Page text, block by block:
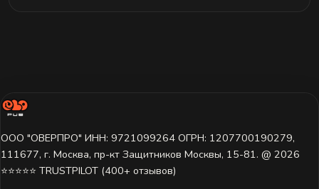
ООО "ОВЕРПРО" ИНН: 9721099264 ОГРН: 1207700190279,
111677, г. Москва, пр-кт Защитников Москвы, 15-81. @ 2026 ㅤ
⭐⭐⭐⭐⭐ TRUSTPILOT (400+ отзывов)